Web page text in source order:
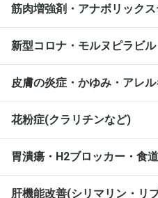
筋肉増強剤・アナボリック
新型コロナ・モルヌピラビル
皮膚の炎症・かゆみ・アレ
花粉症(クラリチンなど)
胃潰瘍・H2ブロッカー・食
肝機能改善(シリマリン・リ